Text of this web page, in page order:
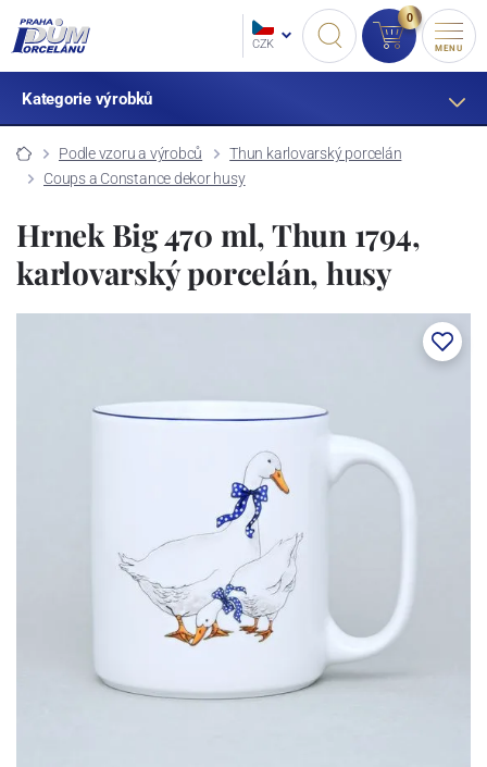
CZK
0
MENU
Kategorie výrobků
Podle vzoru a výrobců
Thun karlovarský porcelán
Coups a Constance dekor husy
Hrnek Big 470 ml, Thun 1794,
karlovarský porcelán, husy